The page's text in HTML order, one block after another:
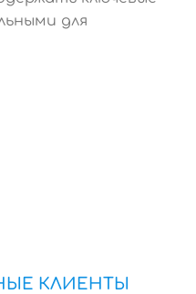
для
КЛИЕНТЫ